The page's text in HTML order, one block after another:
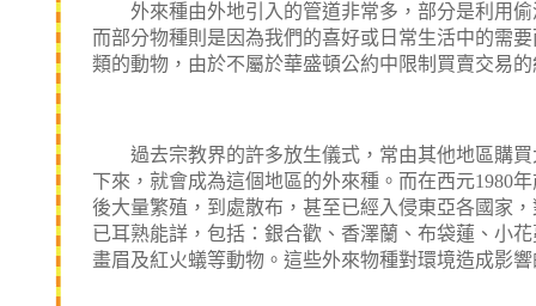
外來種由外地引入的管道非常多，部分是利用偷
而部分物種則是因為我們的喜好或日常生活中的需
類的動物，由於不屬於華盛頓公約中限制買賣交易
過去宗教界的許多放生儀式，常由其他地區購買
下來，就會成為這個地區的外來種。而在西元1980
後大量繁殖，到處散布，甚至已經入侵東亞各國家
已耳熟能詳，包括：銀合歡、香澤蘭、布袋蓮、小
畫眉及紅火蟻等動物。這些外來物種對環境造成影